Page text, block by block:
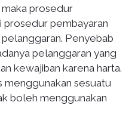
maka prosedur
prosedur pembayaran
Penyebab
pelanggaran yang
kewajiban karena harta.
menggunakan sesuatu
boleh menggunakan